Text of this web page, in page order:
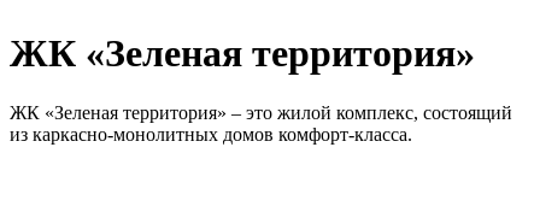
ЖК «Зеленая территория»
ЖК «Зеленая территория» – это жилой комплекс, состоящий
из каркасно-монолитных домов комфорт-класса.